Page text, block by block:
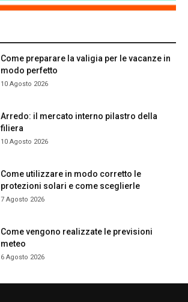
Come preparare la valigia per le vacanze in
modo perfetto
10 Agosto 2026
Arredo: il mercato interno pilastro della
filiera
10 Agosto 2026
Come utilizzare in modo corretto le
protezioni solari e come sceglierle
7 Agosto 2026
Come vengono realizzate le previsioni
meteo
6 Agosto 2026